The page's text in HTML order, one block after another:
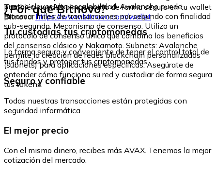
También puedes almacenarlo de forma segura en tu wallet
Bitnovo:https://www.bitnovo.com/wallet
puntos clave: Alta escalabilidad: Avalanche puede
procesar miles de transacciones por segundo con finalidad
sub-segundo. Mecanismo de consenso: Utiliza un
protocolo de consenso único que combina los beneficios
del consenso clásico y Nakamoto. Subnets: Avalanche
permite la creación de redes blockchain personalizadas
(subnets) para aplicaciones específicas. Asegúrate de
entender cómo funciona su red y custodiar de forma segura
tus tokens.
¿Por qué Bitnovo?
Tu custodias tus criptomonedas
La forma segura y conveniente de tener el control total de
tus fondos y proteger tus criptomonedas.
Seguro y confiable
Todas nuestras transacciones están protegidas con
seguridad informática.
El mejor precio
Con el mismo dinero, recibes más AVAX. Tenemos la mejor
cotización del mercado.